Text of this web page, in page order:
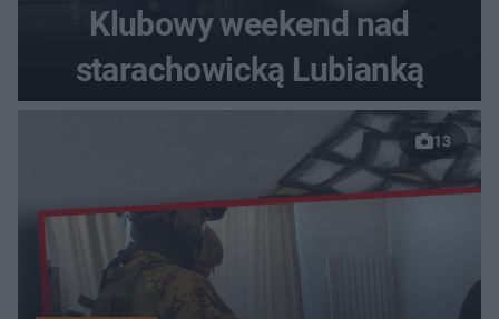
Klubowy weekend nad
starachowicką Lubianką
13